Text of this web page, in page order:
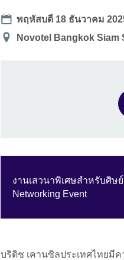
Date
พฤหัสบดี 18 ธันวาคม
สถาน
Novotel Bangkok Siam
งานเสวนาพิเศษสำหรับศิษ
Networking Event
บริติช เคานซิลประเทศไทยมี